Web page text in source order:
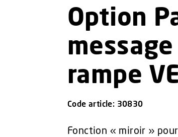
Option
rampe
Code article: 30830
Fonction « miroir »